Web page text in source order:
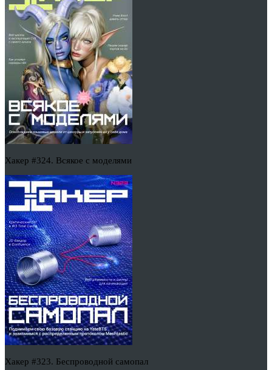
Хакер #324. Всякое с моделями
Хакер #323. Беспроводной самопал